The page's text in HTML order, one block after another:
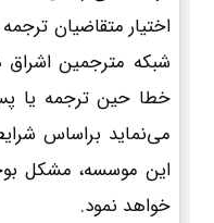
اختیار متقاضیان
شبکه مترجمین
خطا حین ترجمه یا
می‌نماید براساس
این موسسه، مشکل
خواهد نمود.